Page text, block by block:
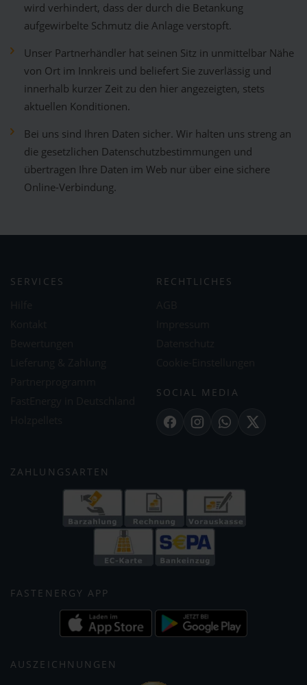
wird verhindert, dass der durch die Betankung
aufgewirbelte Schmutz die Anlage verstopft.
Unser Partnerhändler hat seinen Sitz in unmittelbar Nähe
von Ort im Innkreis und beliefert Sie zuverlässig und
innerhalb kurzer Zeit zu den hier angezeigten, stets
aktuellen Konditionen.
Bei uns sind Ihren Daten sicher. Wir halten uns streng an
die gesetzlichen Datenschutzbestimmungen und
übertragen Ihre Daten im Web nur über eine sichere
Online-Verbindung.
SERVICES RECHTLICHES
SOCIAL MEDIA
FacebookInstagramWhatsApp
X
ZAHLUNGSARTEN
FASTENERGY APP
AUSZEICHNUNGEN